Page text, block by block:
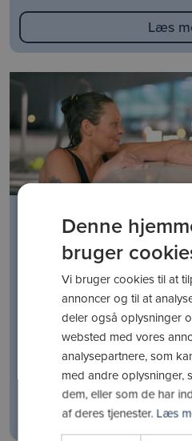
Læs
Svømmehal og fitness
Din adgang til:
Fitness
Svømmehal
Vandhold
Saunahold
Holdtræning
Købes som 30 dages løbende
Læs
Denne
bruger
Vi bruger cookies til at
annoncer og til at
deler også oplysninger
websted med vores
analysepartnere, som
med andre oplysninger,
dem, eller som de har
af deres tjenester.Læs